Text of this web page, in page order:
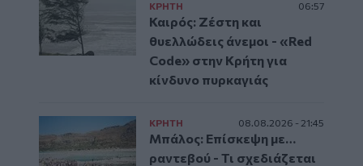
ΚΡΗΤΗ 06:57
Καιρός: Ζέστη και
θυελλώδεις άνεμοι - «Red
Code» στην Κρήτη για
κίνδυνο πυρκαγιάς
ΚΡΗΤΗ 08.08.2026 - 21:45
Μπάλος: Επίσκεψη με…
ραντεβού - Τι σχεδιάζεται